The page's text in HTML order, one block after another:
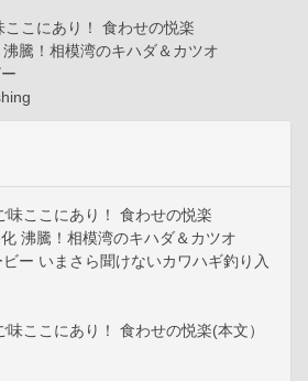
こにあり！ 食わせの悦楽
騰！相模湾のキハダ＆カツオ
味ここにあり！ 食わせの悦楽
沸騰！相模湾のキハダ＆カツオ
ー いまさら聞けないカワハギ釣り入
ここにあり！ 食わせの悦楽(本文）